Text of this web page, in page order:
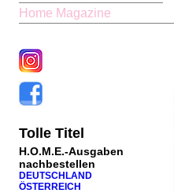
Home Magazine
Tolle Titel
H.O.M.E.-Ausgaben
nachbestellen
DEUTSCHLAND
ÖSTERREICH